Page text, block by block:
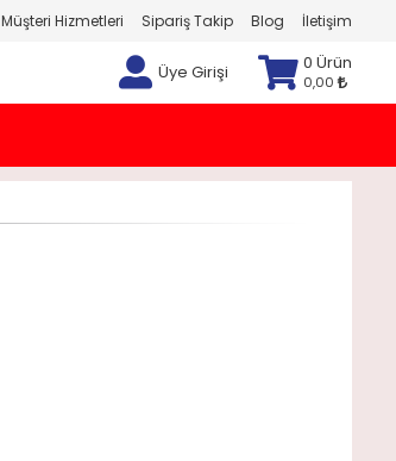
Müşteri Hizmetleri Sipariş Takip Blog İletişim
Üye Girişi 0 Ürün
0,00